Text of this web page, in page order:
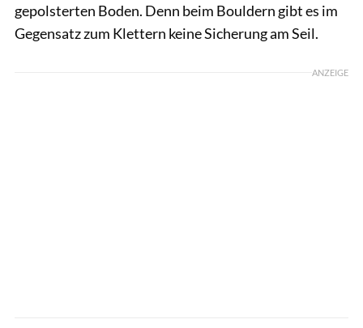
gepolsterten Boden. Denn beim Bouldern gibt es im
Gegensatz zum Klettern keine Sicherung am Seil.
ANZEIGE